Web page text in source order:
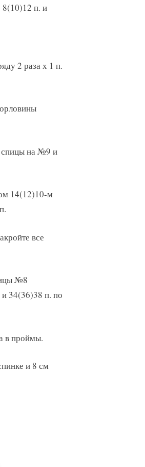
8(10)12 п. и
2 раза х 1 п.
спицы на №9 и
14(12)10-м
все
№8
34(36)38 п. по
в проймы.
и 8 см